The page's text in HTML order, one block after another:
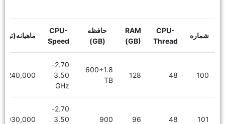
شماره
CPU-
Thread
RAM
(GB)
حافظه
(GB)
CPU-
Speed
100
48
128
600+1.8
TB
2.70-
3.50
GHz
7,240,000
101
48
96
900
2.70-
3.50
6,030,000